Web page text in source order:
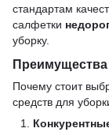
стандартам
салфетки
уборку.
Преимущества
Почему стоит
средств для